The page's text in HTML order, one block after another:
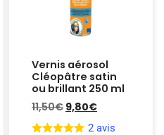
Vernis aérosol
Cléopâtre satin
ou brillant 250 ml
11,50€ 9,80€
2 avis